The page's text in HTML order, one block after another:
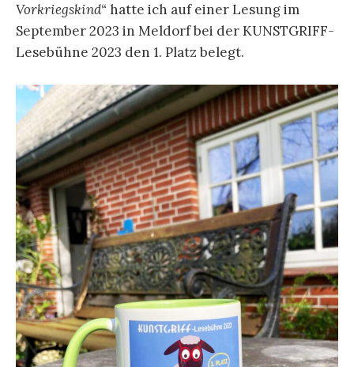
Vorkriegskind“ hatte ich auf einer Lesung im
September 2023 in Meldorf bei der KUNSTGRIFF-
Lesebühne 2023 den 1. Platz belegt.